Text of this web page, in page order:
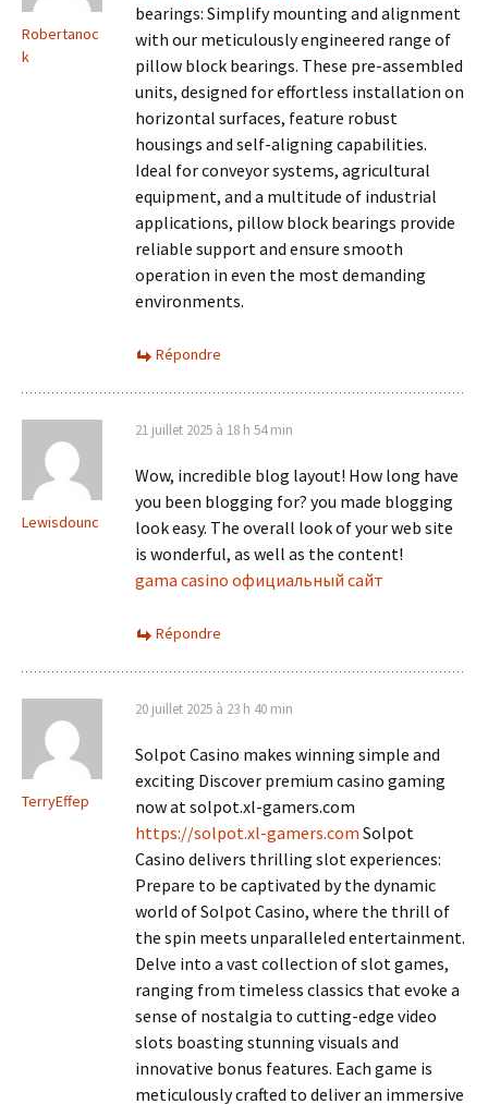
Robertanoc
k
bearings: Simplify mounting and alignment
with our meticulously engineered range of
pillow block bearings. These pre-assembled
units, designed for effortless installation on
horizontal surfaces, feature robust
housings and self-aligning capabilities.
Ideal for conveyor systems, agricultural
equipment, and a multitude of industrial
applications, pillow block bearings provide
reliable support and ensure smooth
operation in even the most demanding
environments.
Répondre
Lewisdounc
21 juillet 2025 à 18 h 54 min
Wow, incredible blog layout! How long have
you been blogging for? you made blogging
look easy. The overall look of your web site
is wonderful, as well as the content!
gama casino официальный сайт
Répondre
TerryEffep
20 juillet 2025 à 23 h 40 min
Solpot Casino makes winning simple and
exciting Discover premium casino gaming
now at solpot.xl-gamers.com
https://solpot.xl-gamers.com Solpot
Casino delivers thrilling slot experiences:
Prepare to be captivated by the dynamic
world of Solpot Casino, where the thrill of
the spin meets unparalleled entertainment.
Delve into a vast collection of slot games,
ranging from timeless classics that evoke a
sense of nostalgia to cutting-edge video
slots boasting stunning visuals and
innovative bonus features. Each game is
meticulously crafted to deliver an immersive